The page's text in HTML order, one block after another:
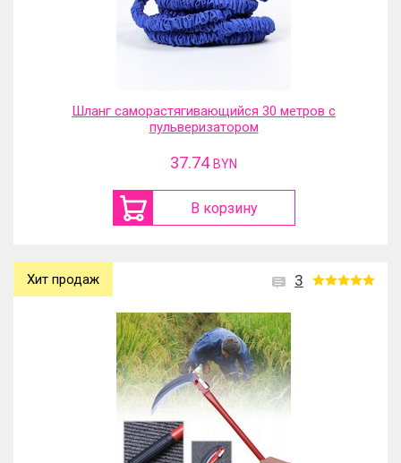
Шланг саморастягивающийся 30 метров с
пульверизатором
37.74 BYN
В корзину
3
Хит продаж